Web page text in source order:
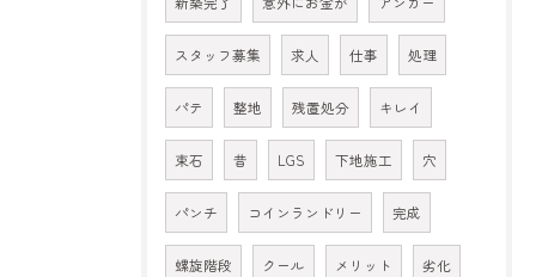
スタッフ募集 求人 仕事 処理
パテ 整地 残置処分 キレイ
束石 昔 LGS 下地施工 穴
パンチ コインランドリー 完成
螺旋階段 クール メリット 劣化